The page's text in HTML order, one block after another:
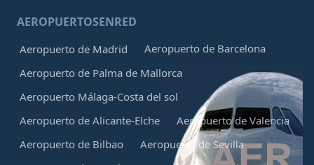
AEROPUERTOSENRED
Aeropuerto de Madrid
Aeropuerto de Barcelona
Aeropuerto de Palma de Mallorca
Aeropuerto Málaga-Costa del sol
Aeropuerto de Alicante-Elche
Aeropuerto de Valencia
Aeropuerto de Bilbao
Aeropuerto de Sevilla